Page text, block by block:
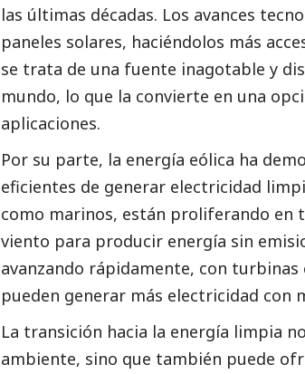
las últimas décadas. Los avances
paneles solares, haciéndolos más
se trata de una fuente inagotable y
mundo, lo que la convierte en una
aplicaciones.
Por su parte, la energía eólica ha
eficientes de generar electricidad
como marinos, están proliferando en
viento para producir energía sin
avanzando rápidamente, con turbinas
pueden generar más electricidad con
La transición hacia la energía limpia
ambiente, sino que también puede